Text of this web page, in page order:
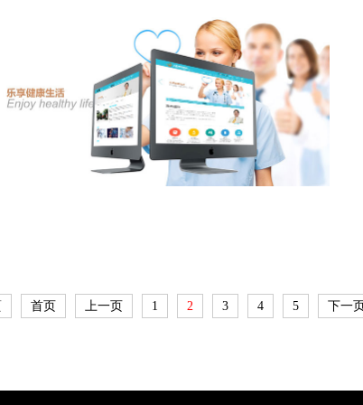
首页 上一页 1 2 3 4 5 下一